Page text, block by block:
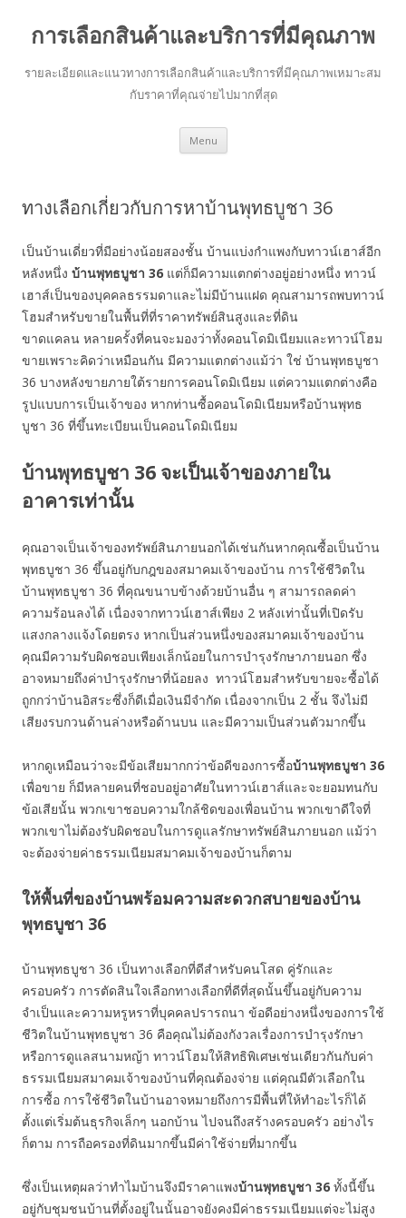
การเลือกสินค้าและบริการที่มีคุณภาพ
รายละเอียดและแนวทางการเลือกสินค้าและบริการที่มีคุณภาพเหมาะสม
กับราคาที่คุณจ่ายไปมากที่สุด
Menu Skip to content
ทางเลือกเกี่ยวกับการหาบ้านพุทธบูชา 36
เป็นบ้านเดี่ยวที่มีอย่างน้อยสองชั้น บ้านแบ่งกำแพงกับทาวน์เฮาส์อีก
หลังหนึ่ง บ้านพุทธบูชา 36 แต่ก็มีความแตกต่างอยู่อย่างหนึ่ง ทาวน์
เฮาส์เป็นของบุคคลธรรมดาและไม่มีบ้านแฝด คุณสามารถพบทาวน์
โฮมสำหรับขายในพื้นที่ที่ราคาทรัพย์สินสูงและที่ดิน
ขาดแคลน หลายครั้งที่คนจะมองว่าทั้งคอนโดมิเนียมและทาวน์โฮม
ขายเพราะคิดว่าเหมือนกัน มีความแตกต่างแม้ว่า ใช่ บ้านพุทธบูชา
36 บางหลังขายภายใต้รายการคอนโดมิเนียม แต่ความแตกต่างคือ
รูปแบบการเป็นเจ้าของ หากท่านซื้อคอนโดมิเนียมหรือบ้านพุทธ
บูชา 36 ที่ขึ้นทะเบียนเป็นคอนโดมิเนียม
บ้านพุทธบูชา 36 จะเป็นเจ้าของภายใน
อาคารเท่านั้น
คุณอาจเป็นเจ้าของทรัพย์สินภายนอกได้เช่นกันหากคุณซื้อเป็นบ้าน
พุทธบูชา 36 ขึ้นอยู่กับกฎของสมาคมเจ้าของบ้าน การใช้ชีวิตใน
บ้านพุทธบูชา 36 ที่คุณขนาบข้างด้วยบ้านอื่น ๆ สามารถลดค่า
ความร้อนลงได้ เนื่องจากทาวน์เฮาส์เพียง 2 หลังเท่านั้นที่เปิดรับ
แสงกลางแจ้งโดยตรง หากเป็นส่วนหนึ่งของสมาคมเจ้าของบ้าน
คุณมีความรับผิดชอบเพียงเล็กน้อยในการบำรุงรักษาภายนอก ซึ่ง
อาจหมายถึงค่าบำรุงรักษาที่น้อยลง ทาวน์โฮมสำหรับขายจะซื้อได้
ถูกกว่าบ้านอิสระซึ่งก็ดีเมื่อเงินมีจำกัด เนื่องจากเป็น 2 ชั้น จึงไม่มี
เสียงรบกวนด้านล่างหรือด้านบน และมีความเป็นส่วนตัวมากขึ้น
หากดูเหมือนว่าจะมีข้อเสียมากกว่าข้อดีของการซื้อบ้านพุทธบูชา 36
เพื่อขาย ก็มีหลายคนที่ชอบอยู่อาศัยในทาวน์เฮาส์และจะยอมทนกับ
ข้อเสียนั้น พวกเขาชอบความใกล้ชิดของเพื่อนบ้าน พวกเขาดีใจที่
พวกเขาไม่ต้องรับผิดชอบในการดูแลรักษาทรัพย์สินภายนอก แม้ว่า
จะต้องจ่ายค่าธรรมเนียมสมาคมเจ้าของบ้านก็ตาม
ให้พื้นที่ของบ้านพร้อมความสะดวกสบายของบ้าน
พุทธบูชา 36
บ้านพุทธบูชา 36 เป็นทางเลือกที่ดีสำหรับคนโสด คู่รักและ
ครอบครัว การตัดสินใจเลือกทางเลือกที่ดีที่สุดนั้นขึ้นอยู่กับความ
จำเป็นและความหรูหราที่บุคคลปรารถนา ข้อดีอย่างหนึ่งของการใช้
ชีวิตในบ้านพุทธบูชา 36 คือคุณไม่ต้องกังวลเรื่องการบำรุงรักษา
หรือการดูแลสนามหญ้า ทาวน์โฮมให้สิทธิพิเศษเช่นเดียวกันกับค่า
ธรรมเนียมสมาคมเจ้าของบ้านที่คุณต้องจ่าย แต่คุณมีตัวเลือกใน
การซื้อ การใช้ชีวิตในบ้านอาจหมายถึงการมีพื้นที่ให้ทำอะไรก็ได้
ตั้งแต่เริ่มต้นธุรกิจเล็กๆ นอกบ้าน ไปจนถึงสร้างครอบครัว อย่างไร
ก็ตาม การถือครองที่ดินมากขึ้นมีค่าใช้จ่ายที่มากขึ้น
ซึ่งเป็นเหตุผลว่าทำไมบ้านจึงมีราคาแพงบ้านพุทธบูชา 36 ทั้งนี้ขึ้น
อยู่กับชุมชนบ้านที่ตั้งอยู่ในนั้นอาจยังคงมีค่าธรรมเนียมแต่จะไม่สูง